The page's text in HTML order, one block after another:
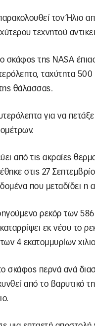
τον Ήλιο
τεχνητού
σκάφος της NASA
ταχύτητα
θάλασσας.
για να
από τις ακραίες
στις 27
που μεταδίδει η
ρεκόρ των
εκ νέου το
4 εκατομμυρίων
σκάφος περνά ανά
από το βαρυτικό